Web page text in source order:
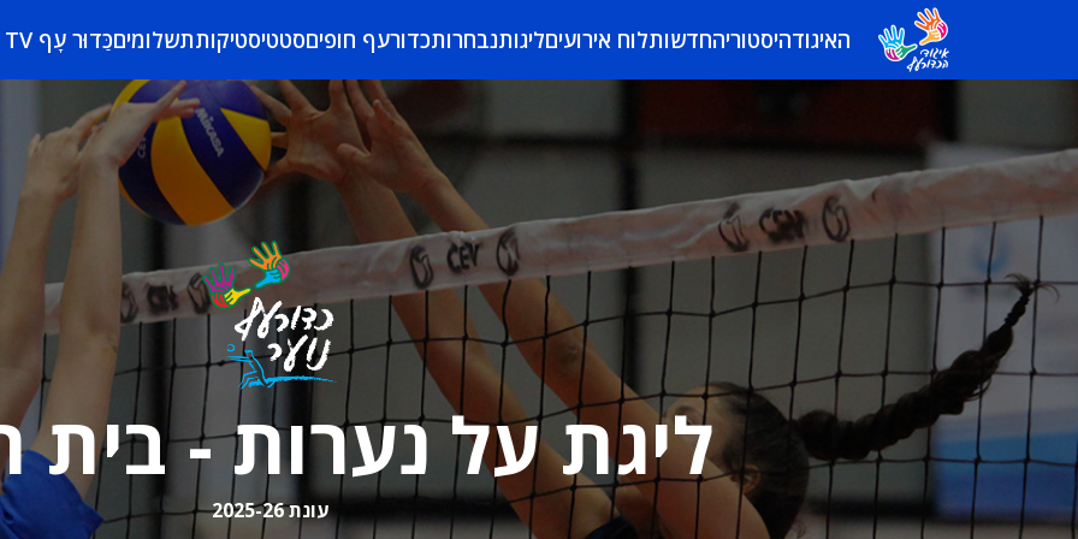
האיגודהיסטוריהחדשותלוח אירועיםליגותנבחרותכדורעף חופיםסטטיסטיקותתשלומיםכַּדוּר עָף TV
ליגת על נערות - בית
עונת 2025-26